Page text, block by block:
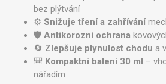
bez plýtvání
⚙️ Snižuje tření a zahřívání
🛡️ Antikorozní ochrana
🔄 Zlepšuje plynulost chodu a
🎒 Kompaktní balení 30 ml –
nářadím